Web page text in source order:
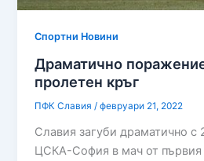
Спортни Новини
Драматично
пролетен кръг
ПФК Славия/февруари 21, 2022
Славия загуби драматично
ЦСКА-София в мач от първия